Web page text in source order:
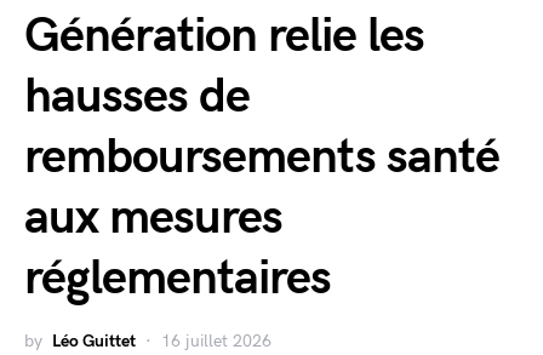
Génération relie les
hausses de
remboursements santé
aux mesures
réglementaires
by Léo Guittet 16 juillet 2026